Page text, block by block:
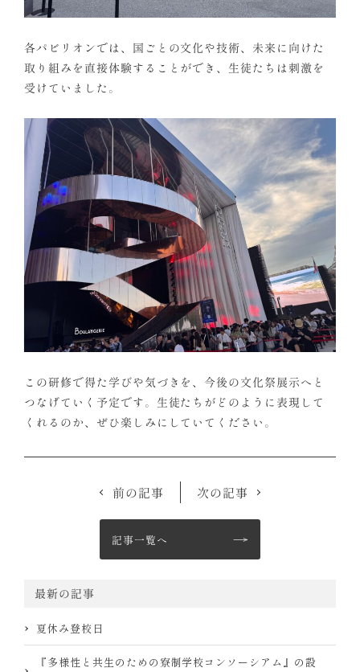
最新の記事
夏休み登校日
『多様性と共生のための寮制学校コンソーシアム』の設
各パビリオンでは、国ごとの文化や技術、未来に向けた
取り組みを直接体験することができ、生徒たちは刺激を
受けていました。
この研修で得た学びや気づきを、今後の文化祭展示へと
つなげていく予定です。生徒たちがどのように表現して
くれるのか、ぜひ楽しみにしていてください。
記事一覧へ
前の記事 次の記事